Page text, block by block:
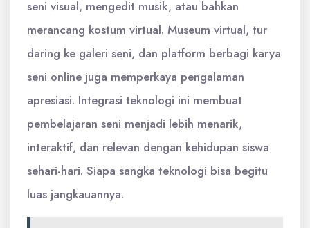
seni visual, mengedit musik, atau bahkan
merancang kostum virtual. Museum virtual, tur
daring ke galeri seni, dan platform berbagi karya
seni online juga memperkaya pengalaman
apresiasi. Integrasi teknologi ini membuat
pembelajaran seni menjadi lebih menarik,
interaktif, dan relevan dengan kehidupan siswa
sehari-hari. Siapa sangka teknologi bisa begitu
luas jangkauannya.